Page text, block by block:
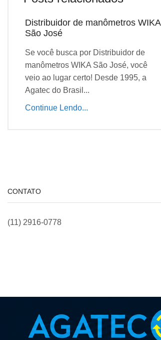
Distribuidor de manômetros WIKA
São José
Se você busca por Distribuidor de
manômetros WIKA São José, você
veio ao lugar certo! Desde 1995, a
Agatec do Brasil...
Continue Lendo...
CONTATO
(11) 2916-0778